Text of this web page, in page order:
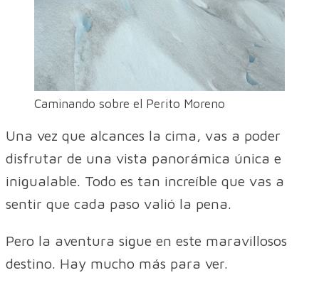
Caminando sobre el Perito Moreno
Una vez que alcances la cima, vas a poder
disfrutar de una vista panorámica única e
inigualable. Todo es tan increíble que vas a
sentir que cada paso valió la pena.
Pero la aventura sigue en este maravillosos
destino. Hay mucho más para ver.